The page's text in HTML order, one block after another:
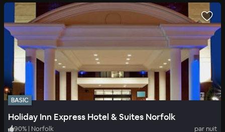
BASIC
Holiday Inn Express Hotel & Suites Norfolk
90% | Norfolk
par nuit